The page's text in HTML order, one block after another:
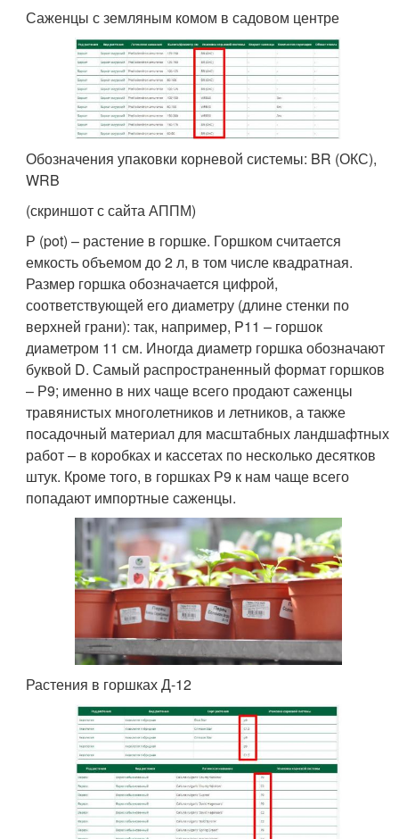
Саженцы с земляным комом в садовом центре
Обозначения упаковки корневой системы: BR (ОКС),
WRB
(скриншот с сайта АППМ)
Р (pot) – растение в горшке. Горшком считается
емкость объемом до 2 л, в том числе квадратная.
Размер горшка обозначается цифрой,
соответствующей его диаметру (длине стенки по
верхней грани): так, например, P11 – горшок
диаметром 11 см. Иногда диаметр горшка обозначают
буквой D. Самый распространенный формат горшков
– Р9; именно в них чаще всего продают саженцы
травянистых многолетников и летников, а также
посадочный материал для масштабных ландшафтных
работ – в коробках и кассетах по несколько десятков
штук. Кроме того, в горшках Р9 к нам чаще всего
попадают импортные саженцы.
Растения в горшках Д-12